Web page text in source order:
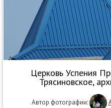
Церковь Успения
Трясиновское,
Автор фотографии: